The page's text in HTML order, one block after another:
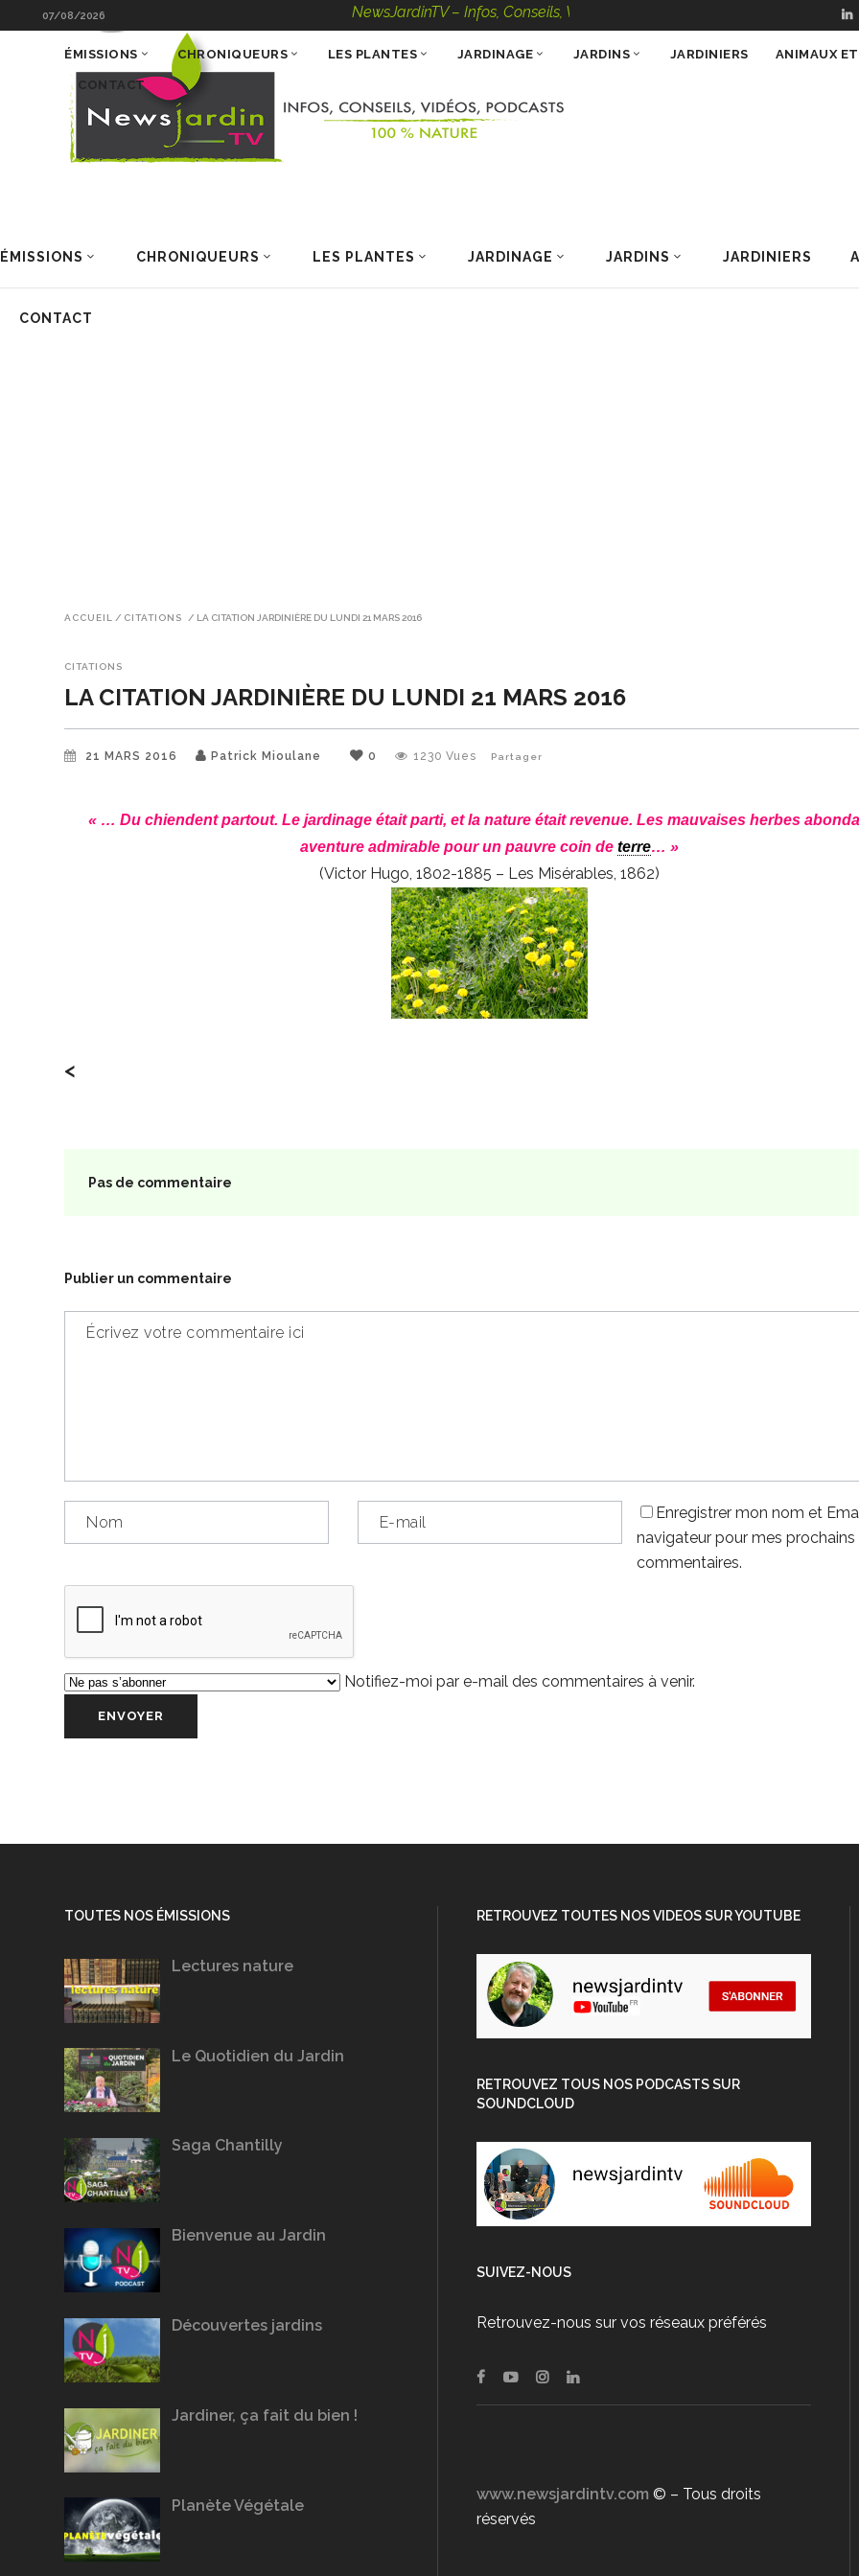
07/08/2026 NewsJardinTV – Infos, Conseils, Vidéos, Podcasts – 100 % Nature
ÉMISSIONS CHRONIQUEURS LES PLANTES JARDINAGE JARDINS JARDINIERS
CONTACT
ÉMISSIONS CHRONIQUEURS LES PLANTES JARDINAGE JARDINS JARDINIERS ANIMAUX
CONTACT
ACCUEIL / CITATIONS / LA CITATION JARDINIÈRE DU LUNDI 21 MARS 2016
CITATIONS
LA CITATION JARDINIÈRE DU LUNDI 21 MARS 2016
21 MARS 2016 Patrick Mioulane 0 1230 Vues Partager
« … Du chiendent partout. Le jardinage était parti, et la nature était revenue. Les mauvaises herbes
aventure admirable pour un pauvre coin deterre… »
(Victor Hugo, 1802-1885 – Les Misérables, 1862)
<
Pas de commentaire
Publier un commentaire
Enregistrer mon nom et
navigateur pour mes prochains
commentaires.
Notifiez-moi par e-mail des commentaires à venir.
TOUTES NOS ÉMISSIONS
Lectures nature
Le Quotidien du Jardin
Saga Chantilly
Bienvenue au Jardin
Découvertes jardins
Jardiner, ça fait du bien !
Planète Végétale
RETROUVEZ TOUTES NOS VIDEOS SUR YOUTUBE
RETROUVEZ TOUS NOS PODCASTS SUR
SOUNDCLOUD
SUIVEZ-NOUS
Retrouvez-nous sur vos réseaux préférés
www.newsjardintv.com © – Tous droits
réservés